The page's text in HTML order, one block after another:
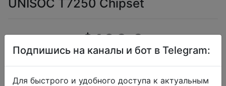
UNISOC T7250 Chipset
$108.3
Промокод:"36D45Y"
Подпишись на каналы и бот в Telegram:
Для быстрого и удобного доступа к актуальным